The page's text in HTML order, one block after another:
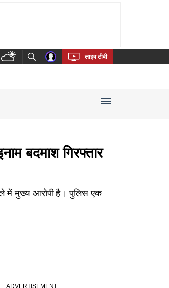
Tamil Kannada Malayalam
लाइव टीवी
बदमाश गिरफ्तार
में मुख्य आरोपी है। पुलिस एक